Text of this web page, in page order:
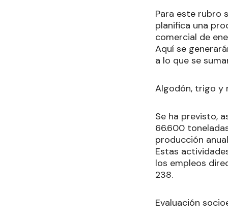
Para este rubro
planifica una
comercial de
Aquí se
a lo que se
Algodón, trigo y
Se ha previsto,
66.600
producción
Estas
los empleos
238.
Evaluación